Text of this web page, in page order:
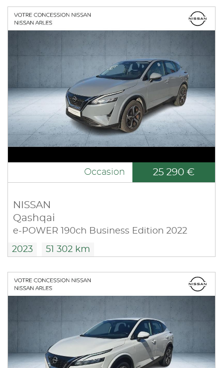
Occasion 25 290 €
NISSAN
Qashqai
e-POWER 190ch Business Edition 2022
2023 51 302 km